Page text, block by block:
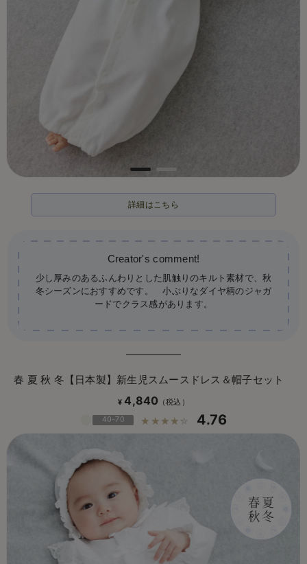
詳細はこちら
少し厚みのあるふんわりとした肌触りのキルト素材で、秋
冬シーズンにおすすめです。 小ぶりなダイヤ柄のジャガ
ードでクラス感があります。
春 夏 秋 冬【日本製】新生児スムースドレス＆帽子セット
¥ 4,840
40-70 ☆☆☆☆☆ 4.76